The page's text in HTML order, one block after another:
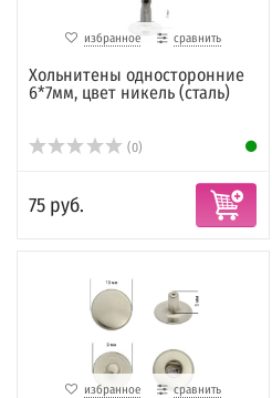
избранное сравнить
Хольнитены односторонние
6*7мм, цвет никель (сталь)
(0)
75 руб.
избранное сравнить